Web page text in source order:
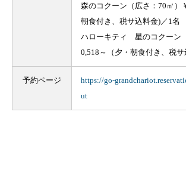
森のコクーン（広さ：70㎡）
朝食付き、税サ込料金)／1名
ハローキティ 星のコクーン
0,518～（夕・朝食付き、税
予約ページ
https://go-
ut